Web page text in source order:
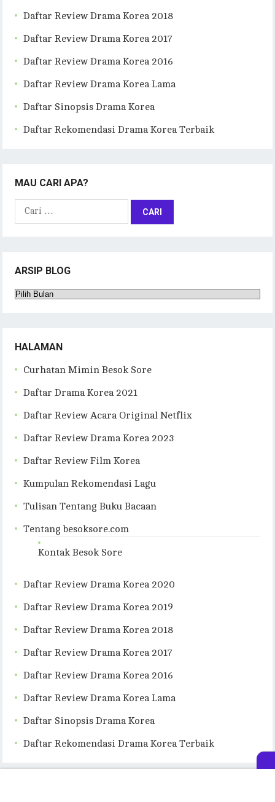
Daftar Review Drama Korea 2018
Daftar Review Drama Korea 2017
Daftar Review Drama Korea 2016
Daftar Review Drama Korea Lama
Daftar Sinopsis Drama Korea
Daftar Rekomendasi Drama Korea Terbaik
MAU CARI APA?
Cari
ARSIP BLOG
Arsip
HALAMAN
Curhatan Mimin Besok Sore
Daftar Drama Korea 2021
Daftar Review Acara Original Netflix
Daftar Review Drama Korea 2023
Daftar Review Film Korea
Kumpulan Rekomendasi Lagu
Tulisan Tentang Buku Bacaan
Tentang besoksore.com
Kontak Besok Sore
Daftar Review Drama Korea 2020
Daftar Review Drama Korea 2019
Daftar Review Drama Korea 2018
Daftar Review Drama Korea 2017
Daftar Review Drama Korea 2016
Daftar Review Drama Korea Lama
Daftar Sinopsis Drama Korea
Daftar Rekomendasi Drama Korea Terbaik